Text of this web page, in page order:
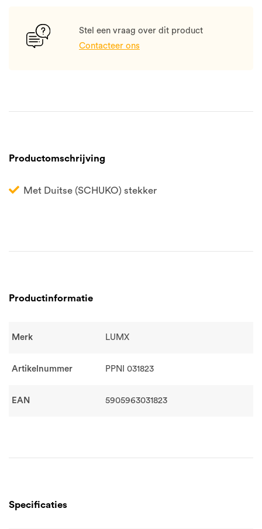
Stel een vraag over dit product
Contacteer ons
Productomschrijving
Met Duitse (SCHUKO) stekker
Productinformatie
Merk LUMX
Artikelnummer PPNI 031823
EAN 5905963031823
Specificaties